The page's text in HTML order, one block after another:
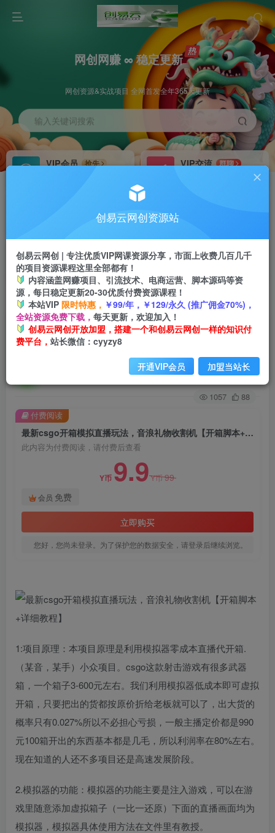
网创网赚 ∞ 稳定更新
网创资源&实战项目 全网首发全年365天更新
输入关键词搜索
VIP会员
抢先
VIP交流
群聊
研究探讨更多创业项目路子。
会员专属推广链接
挂机 项目
脚本卡密
APP下载
GO
首页 创业课程 会员免费 正文
最新csgo开箱模拟直播玩法，音浪礼物收割机
【开箱脚本+详细教程】
关注
1057 88
最新csgo开箱模拟直播玩法，音浪礼物收割机【开箱脚本+详细教程】
此内容为付费阅读，请付费后查看
Y币 9.9Y币99
会员 免费
立即购买
您好，您尚未登录。为了保护您的数据安全，请登录后继续浏览。
付费阅读
1:项目原理：本项目原理是利用模拟器零成本直播代开箱.
（某音，某手）小众项目。csgo这款射击游戏有很多武器
箱，一个箱子3-600元左右。我们利用模拟器低成本即可虚拟
开箱，只要把出的货都按原价折给老板就可以了，出大货的
概率只有0.027%所以不必担心亏损，一般主播定价都是990
元100箱开出的东西基本都是几毛，所以利润率在80%左右。
现在知道的人还不多项目还是高速发展阶段。
2.模拟器的功能：模拟器的功能主要是注入游戏，可以在游
戏里随意添加虚拟箱子（一比一还原）下面的直播画面均为
模拟器，模拟器具体使用方法在文件里有教授。
创易云网创资源站
创易云网创 | 专注优质VIP网课资源分享，市面上收费几百几千
的项目资源课程这里全部都有！
内容涵盖网赚项目、引流技术、电商运营、脚本源码等资
源，每日稳定更新20-30优质付费资源课程！
本站VIP 限时特惠， ￥99/年，￥129/永久 (推广佣金70%)，
全站资源免费下载， 每天更新，欢迎加入！
创易云网创开放加盟，搭建一个和创易云网创一样的知识付
费平台， 站长微信：cyyzy8
开通VIP会员 加盟当站长